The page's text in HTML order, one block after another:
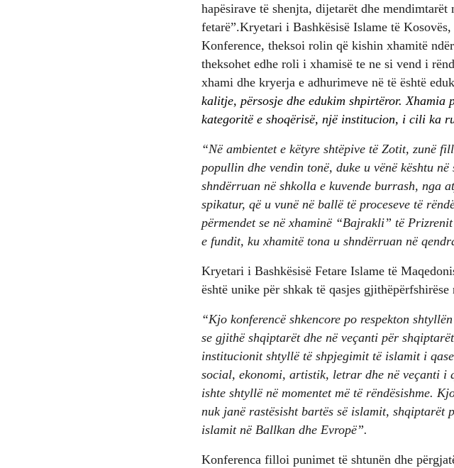
hapësirave të shenjta, dijetarët dhe
fetarë”.Kryetari i Bashkësisë Islame të
Konference, theksoi rolin që kishin xhamitë
theksohet edhe roli i xhamisë te ne si vend i
xhami dhe kryerja e adhurimeve në të është
kalitje, përsosje dhe edukim shpirtëror. Xhamia
kategoritë e shoqërisë, një institucion, i cili ka
“Në ambientet e këtyre shtëpive të Zotit, zunë
popullin dhe vendin tonë, duke u vënë kështu
shndërruan në shkolla e kuvende burrash, nga
spikatur, që u vunë në ballë të proceseve të
përmendet se në xhaminë “Bajrakli” të
e fundit, ku xhamitë tona u shndërruan në
Kryetari i Bashkësisë Fetare Islame të
është unike për shkak të qasjes gjithëpërfshirëse
“Kjo konferencë shkencore po respekton
se gjithë shqiptarët dhe në veçanti për
institucionit shtyllë të shpjegimit të islamit i
social, ekonomi, artistik, letrar dhe në veçanti i
ishte shtyllë në momentet më të rëndësishme.
nuk janë rastësisht bartës së islamit, shqiptarët
islamit në Ballkan dhe Evropë”.
Konferenca filloi punimet të shtunën dhe